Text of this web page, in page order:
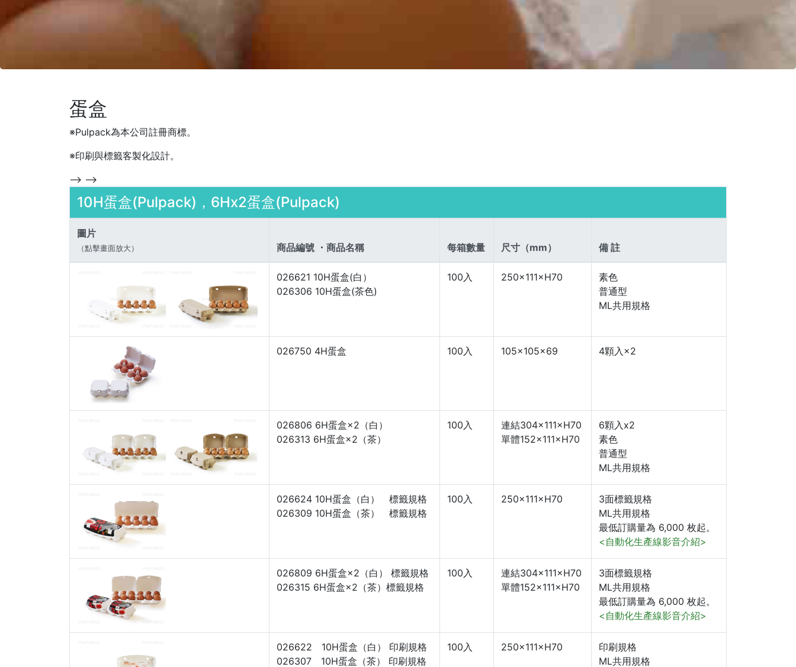
蛋盒
※Pulpack為本公司註冊商標。
※印刷與標籤客製化設計。
--> -->
10H蛋盒(Pulpack)，6Hx2蛋盒(Pulpack)
圖片
（點擊畫面放大） 商品編號 ・商品名稱 每箱數量 尺寸（mm） 備 註
026621 10H蛋盒(白）
026306 10H蛋盒(茶色)
100入 250×111×H70
素色
普通型
ML共用規格
026750 4H蛋盒 100入 105×105×69 4顆入×2
026806 6H蛋盒×2（白）
026313 6H蛋盒×2（茶）
100入
連結304×111×H70
單體152×111×H70
6顆入x2
素色
普通型
ML共用規格
026624 10H蛋盒（白） 標籤規格
026309 10H蛋盒（茶） 標籤規格
100入 250×111×H70
3面標籤規格
ML共用規格
最低訂購量為 6,000 枚起。
<自動化生產線影音介紹>
026809 6H蛋盒×2（白） 標籤規格
026315 6H蛋盒×2（茶）標籤規格
100入
連結304×111×H70
單體152×111×H70
3面標籤規格
ML共用規格
最低訂購量為 6,000 枚起。
<自動化生產線影音介紹>
026622 10H蛋盒（白） 印刷規格
026307 10H蛋盒（茶） 印刷規格
100入 250×111×H70
印刷規格
ML共用規格